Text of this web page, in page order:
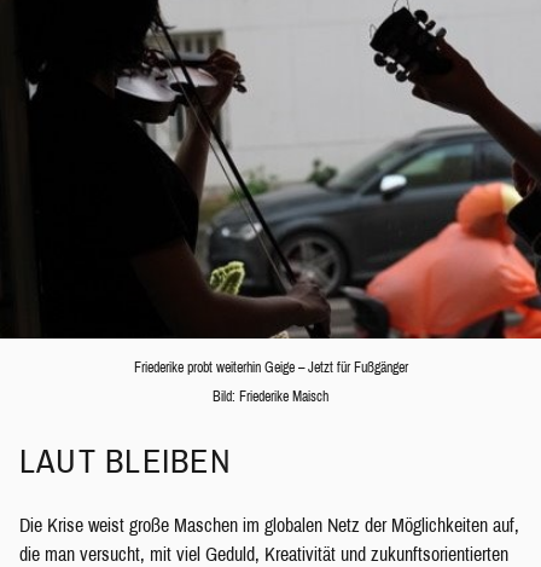
Friederike probt weiterhin Geige – Jetzt für Fußgänger
Bild: Friederike Maisch
LAUT BLEIBEN
Die Krise weist große Maschen im globalen Netz der Möglichkeiten auf,
die man versucht, mit viel Geduld, Kreativität und zukunftsorientierten